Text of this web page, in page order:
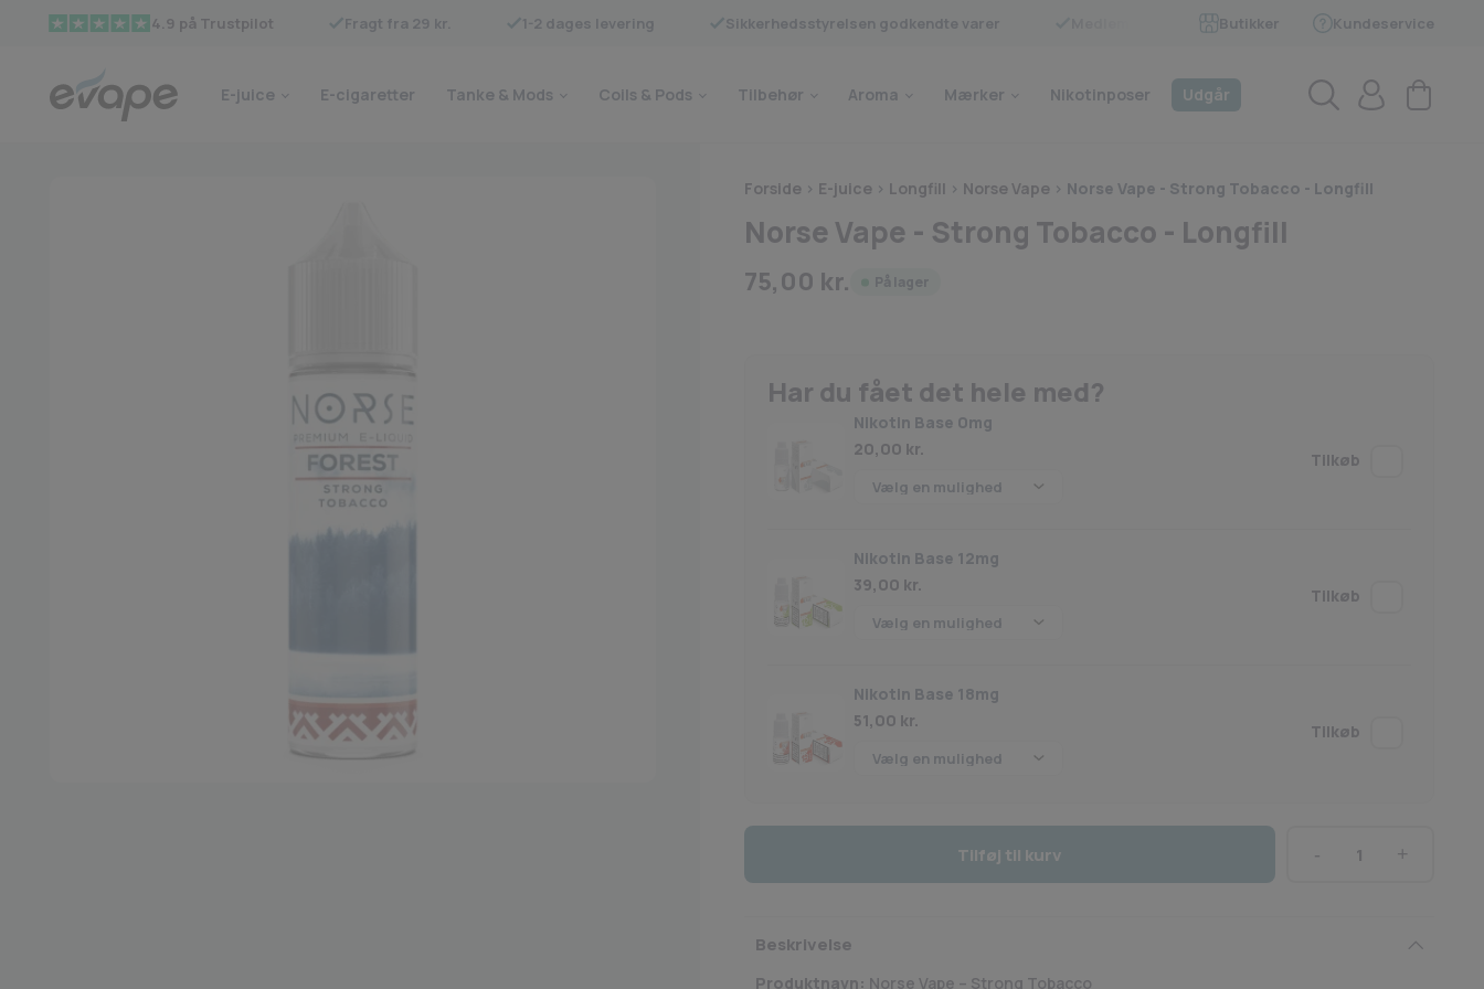
4.9 på Trustpilot Fragt fra 29 kr. 1-2 dages levering Sikkerhedsstyrelsen godkendte varer 4.9 på Trustpilot
Butikker Kundeservice
E-juice E-cigaretter Tanke & Mods Coils & Pods Tilbehør Aroma Mærker Nikotinposer Udgår
Forside > E-juice > Longfill > Norse Vape > Norse Vape - Strong Tobacco - Longfill
Norse Vape - Strong Tobacco - Longfill
75,00 kr.
Har du fået det hele med?
Nikotin Base 0mg
20,00 kr.
Nikotin Base 12mg
39,00 kr.
Nikotin Base 18mg
51,00 kr.
Tilføj til kurv
Beskrivelse
Produktnavn: Norse Vape – Strong Tobacco